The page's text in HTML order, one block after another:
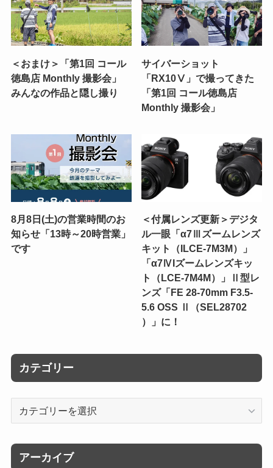
＜おまけ＞「第1回 コール
徳島店 Monthly 撮影会」
みんなの作品と隠し撮り
サイバーショット
「RX10Ⅴ」で撮ってきた
「第1回 コール徳島店
Monthly 撮影会」
8月8日(土)の営業時間のお
知らせ「13時～20時営業」
です
＜付属レンズ更新＞デジタ
ル一眼「α7Ⅲズームレンズ
キット（ILCE-7M3M）」
「α7ⅣIズームレンズキッ
ト（LCE-7M4M）」Ⅱ型レ
ンズ「FE 28-70mm F3.5-
5.6 OSS Ⅱ（SEL28702
）」に！
カテゴリー
リ
アーカイブ